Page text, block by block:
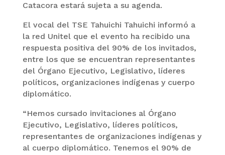
Catacora estará sujeta a su agenda.
El vocal del TSE Tahuichi Tahuichi informó a
la red Unitel que el evento ha recibido una
respuesta positiva del 90% de los invitados,
entre los que se encuentran representantes
del Órgano Ejecutivo, Legislativo, líderes
políticos, organizaciones indígenas y cuerpo
diplomático.
“Hemos cursado invitaciones al Órgano
Ejecutivo, Legislativo, líderes políticos,
representantes de organizaciones indígenas y
al cuerpo diplomático. Tenemos el 90% de